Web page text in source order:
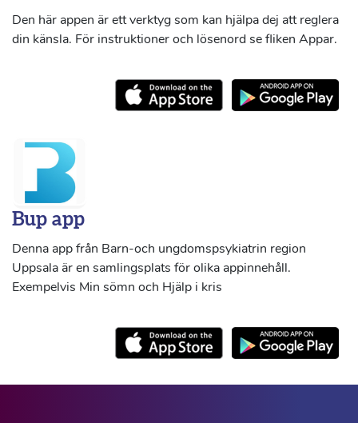
Den här appen är ett verktyg som kan hjälpa dej att reglera
din känsla. För instruktioner och lösenord se fliken Appar.
Bup app
Denna app från Barn-och ungdomspsykiatrin region
Uppsala är en samlingsplats för olika appinnehåll.
Exempelvis Min sömn och Hjälp i kris